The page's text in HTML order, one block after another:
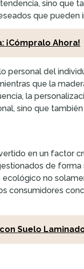
sino que
que pueden
¡Cómpralo Ahora!
personal del
que la
la
sino que
en un factor
de
no
consumidores
Suelo